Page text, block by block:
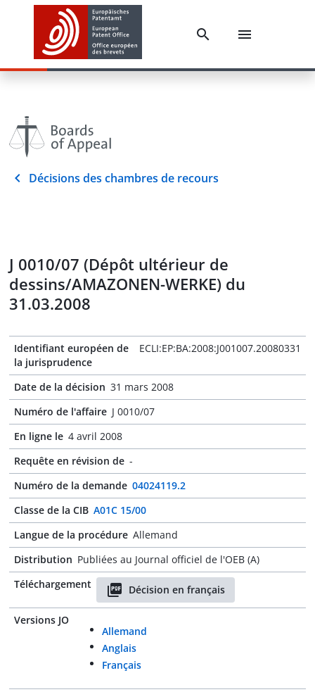
Décisions des chambres de recours
J 0010/07 (Dépôt ultérieur de
dessins/AMAZONEN-WERKE) du
31.03.2008
Identifiant européen de
la jurisprudence
ECLI:EP:BA:2008:J001007.20080331
Date de la décision 31 mars 2008
Numéro de l'affaire J 0010/07
En ligne le 4 avril 2008
Requête en révision de -
Numéro de la demande 04024119.2
Classe de la CIB A01C 15/00
Langue de la procédure Allemand
Distribution Publiées au Journal officiel de l'OEB (A)
Téléchargement
Décision en français
Versions JO
Allemand
Anglais
Français